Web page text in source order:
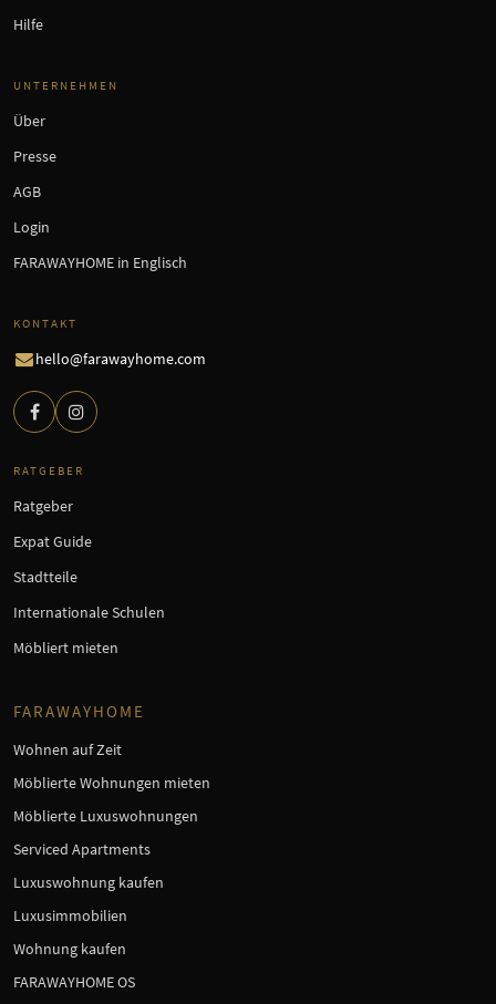
Hilfe
UNTERNEHMEN
Über
Presse
AGB
Login
FARAWAYHOME in Englisch
KONTAKT
hello@farawayhome.com
RATGEBER
Ratgeber
Expat Guide
Stadtteile
Internationale Schulen
Möbliert mieten
FARAWAYHOME
Wohnen auf Zeit
Möblierte Wohnungen mieten
Möblierte Luxuswohnungen
Serviced Apartments
Luxuswohnung kaufen
Luxusimmobilien
Wohnung kaufen
FARAWAYHOME OS